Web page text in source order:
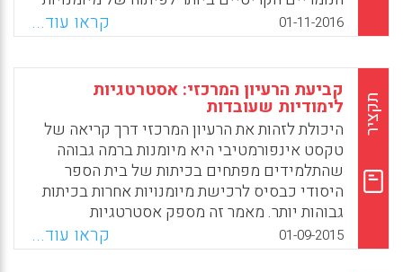
מתמטיות אצל ילדים בגילאי חמש עד שמונה.
נמצא כי על גננות ומורים להתמקד בארבע
מיומנויות מרכזיות: מובן סמלי ובלתי סמלי של
מספרים, הבנה של יחסים מתמטיים, כישורי
ספירה ומנייה ומיומנויות בסיסיות באריתמטיקה.
WhatsApp
Facebook
Email
X
01-11-2016 קראו עוד...
תקציר
קביעת הרעיון המרכזי: אסטרטגיות
לימודיות שעובדות
היכולת לזהות את הרעיון המרכזי דרך קריאה של
טקסט אינפורמטיבי היא מיומנות ברמה גבוהה
שהתלמידים מפתחים בכיתות של בית הספר
היסודי כבסיס לרכישת מיומנויות אחרות בכיתות
גבוהות יותר. מאמר זה מספק אסטרטגיות
לימודיות עבור מיומנות חשובה זו כמו גם לשיפור
הבנת הנקרא (Lord, Kathleen M. , 2015).
01-09-2015 קראו עוד...